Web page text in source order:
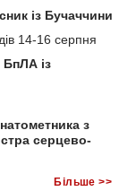
із Бучаччини
14-16 серпня
БпЛА із
з
серцево-
Більше >>